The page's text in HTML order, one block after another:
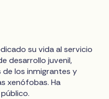
su vida al servicio
desarrollo juvenil,
los inmigrantes y
xenófobas. Ha